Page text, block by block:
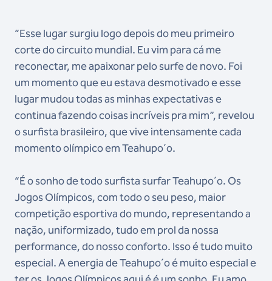
“Esse lugar surgiu logo depois do meu primeiro
corte do circuito mundial. Eu vim para cá me
reconectar, me apaixonar pelo surfe de novo. Foi
um momento que eu estava desmotivado e esse
lugar mudou todas as minhas expectativas e
continua fazendo coisas incríveis pra mim”, revelou
o surfista brasileiro, que vive intensamente cada
momento olímpico em Teahupo´o.
“É o sonho de todo surfista surfar Teahupo´o. Os
Jogos Olímpicos, com todo o seu peso, maior
competição esportiva do mundo, representando a
nação, uniformizado, tudo em prol da nossa
performance, do nosso conforto. Isso é tudo muito
especial. A energia de Teahupo´o é muito especial e